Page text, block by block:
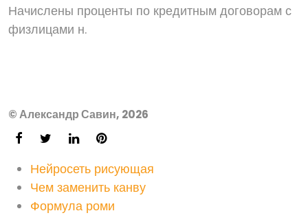
Начислены проценты по кредитным договорам с
физлицами н.
© Александр Савин, 2026
Нейросеть рисующая
Чем заменить канву
Формула роми